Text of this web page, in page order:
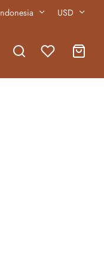
USD